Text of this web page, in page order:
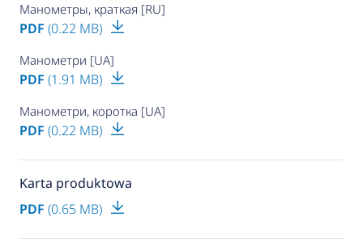
Манометры, краткая [RU]
PDF (0.22 MB)
Манометри [UA]
PDF (1.91 MB)
Манометри, коротка [UA]
PDF (0.22 MB)
Karta produktowa
PDF (0.65 MB)